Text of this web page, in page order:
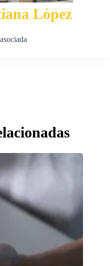
López